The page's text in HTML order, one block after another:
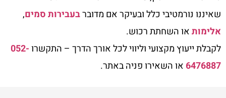
שאיננו נורמטיבי כלל ובעיקר אם מדוברבעבירות סמים,
אלימותאו השחתת רכוש.
לקבלת ייעוץ מקצועי וליווי לכל אורך הדרך – התקשרו052-
6476887 או השאירו פניה באתר.